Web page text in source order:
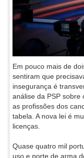
Em pouco mais de
sentiram que
insegurança é
análise da PSP
as profissões dos
tabela. A nova lei é
licenças.
Quase quatro mil
uso e porte de arma